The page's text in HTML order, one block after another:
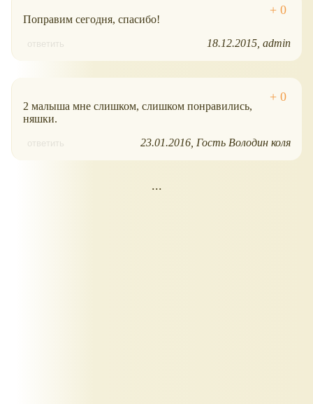
Поправим сегодня, спасибо!
ответить 18.12.2015 admin
2 малыша мне слишком, слишком понравились,
няшки.
ответить 23.01.2016 Гость Володин коля
...